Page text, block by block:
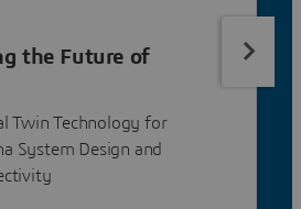
the Future of
Twin Technology for
System Design and